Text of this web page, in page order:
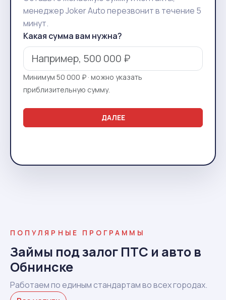
менеджер Joker Auto перезвонит в течение 5
минут.
Какая сумма вам нужна?
Минимум 50 000 ₽ · можно указать
приблизительную сумму.
ДАЛЕЕ
ПОПУЛЯРНЫЕ ПРОГРАММЫ
Займы под залог ПТС и авто в
Обнинске
Работаем по единым стандартам во всех городах.